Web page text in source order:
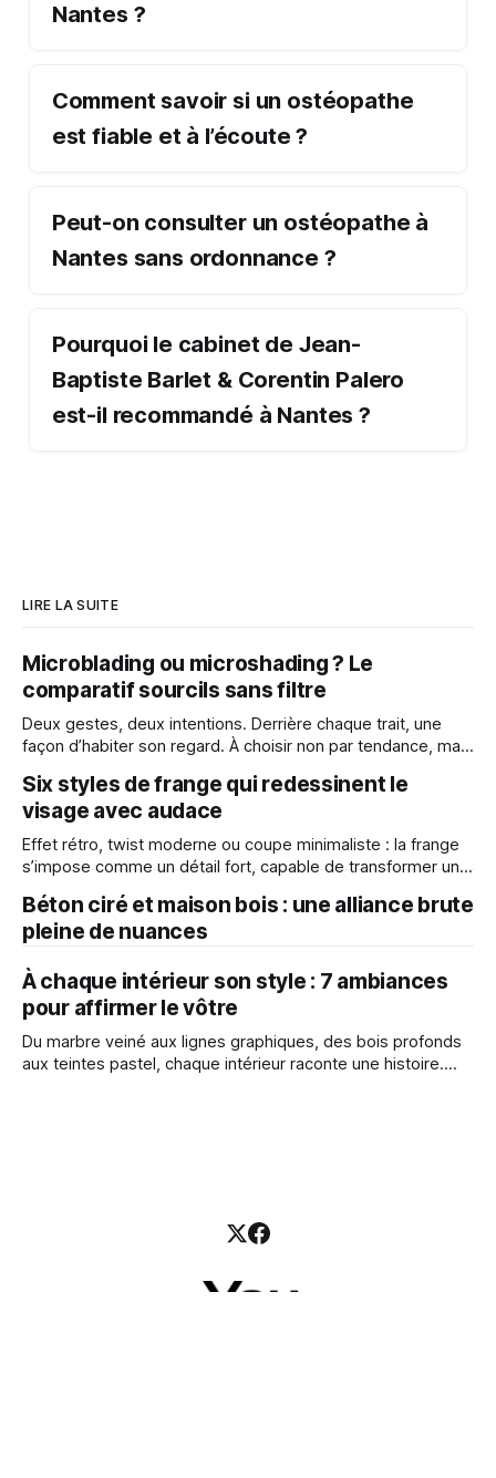
Nantes ?
Comment savoir si un ostéopathe
est fiable et à l’écoute ?
Peut-on consulter un ostéopathe à
Nantes sans ordonnance ?
Pourquoi le cabinet de Jean-
Baptiste Barlet & Corentin Palero
est-il recommandé à Nantes ?
LIRE LA SUITE
Microblading ou microshading ? Le
comparatif sourcils sans filtre
Deux gestes, deux intentions. Derrière chaque trait, une
façon d’habiter son regard. À choisir non par tendance, mais
intrigue, séduit… et divise parfois. Si microblading et
microshading reposent sur une base commune — l’insertion
d’un pigment sous la peau —, le
Six styles de frange qui redessinent le
visage avec audace
Effet rétro, twist moderne ou coupe minimaliste : la frange
s’impose comme un détail fort, capable de transformer une
coup de ciseaux. Découvrez six styles de franges adaptés
à toutes les natures de cheveux pour transformer votre
Béton ciré et maison bois : une alliance brute
pleine de nuances
À chaque intérieur son style : 7 ambiances
pour affirmer le vôtre
Du marbre veiné aux lignes graphiques, des bois profonds
aux teintes pastel, chaque intérieur raconte une histoire.